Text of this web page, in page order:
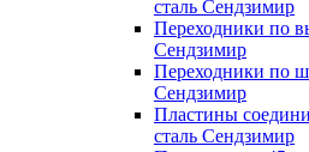
сталь Сендзимир
Переходники по
Сендзимир
Переходники по
Сендзимир
Пластины
сталь Сендзимир